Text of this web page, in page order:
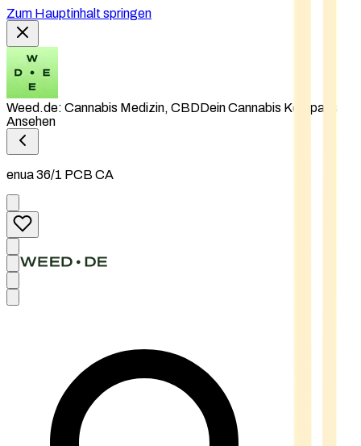
Zum Hauptinhalt springen
Weed.de: Cannabis Medizin, CBDDein Cannabis Kompass
Ansehen
enua 36/1 PCB CA